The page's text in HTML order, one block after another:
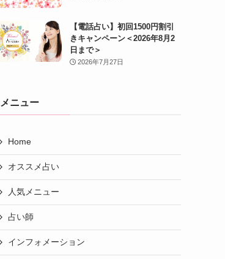
【電話占い】初回1500円割引
きキャンペーン＜2026年8月2
日まで＞
2026年7月27日
メニュー
Home
オススメ占い
人気メニュー
占い師
インフォメーション